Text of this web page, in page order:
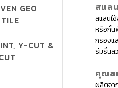
GEO
Y-CUT &
สแล
สแลนใ
หรือกั้น
กรองแ
ร่มรื่นส
คุณส
ผลิตจา